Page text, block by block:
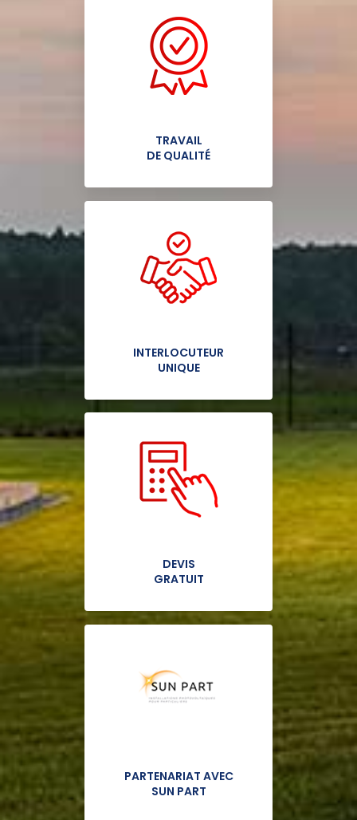
TRAVAIL
DE QUALITÉ
INTERLOCUTEUR
UNIQUE
DEVIS
GRATUIT
PARTENARIAT AVEC
SUN PART